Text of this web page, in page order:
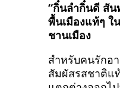
“กิ๋นลำกิ๋นดี สัน
พื้นเมืองแท้ๆ ใ
ชานเมือง
สำหรับคนรักอ
สัมผัสรสชาติแ